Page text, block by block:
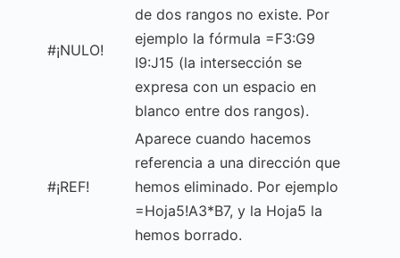
#¡NULO!
de dos rangos no existe. Por
ejemplo la fórmula =F3:G9
I9:J15 (la intersección se
expresa con un espacio en
blanco entre dos rangos).
#¡REF!
Aparece cuando hacemos
referencia a una dirección que
hemos eliminado. Por ejemplo
=Hoja5!A3*B7, y la Hoja5 la
hemos borrado.